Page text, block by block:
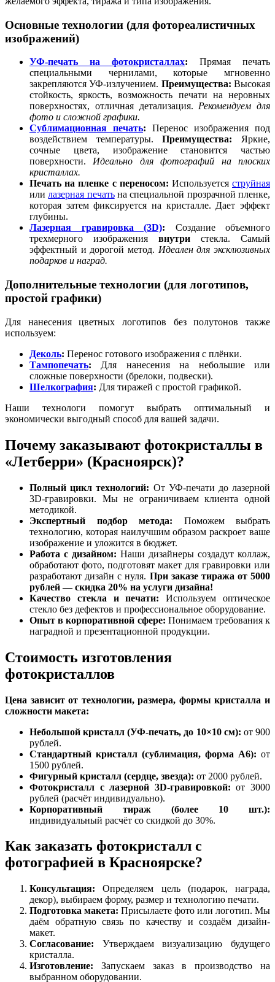
Основные технологии (для фотореалистичных
изображений)
УФ-печать на фотокристаллах: Прямая печать
специальными чернилами, которые мгновенно
закрепляются УФ-излучением. Преимущества: Высокая
стойкость, яркость, возможность печати на неровных
поверхностях, отличная детализация.Рекомендуем для
фото и сложной графики.
Сублимационная печать: Перенос изображения под
воздействием температуры.Преимущества: Яркие,
сочные цвета, изображение становится частью
поверхности.Идеально для фотографий на плоских
кристаллах.
Печать на пленке с переносом: Используетсяструйная
илилазерная печатьна специальной прозрачной пленке,
которая затем фиксируется на кристалле. Дает эффект
глубины.
Лазерная гравировка (3D): Создание объемного
трехмерного изображения внутри стекла. Самый
эффектный и дорогой метод. Идеален для эксклюзивных
подарков и наград.
Дополнительные технологии (для логотипов,
простой графики)
Для нанесения цветных логотипов без полутонов также
используем:
Деколь: Перенос готового изображения с плёнки.
Тампопечать: Для нанесения на небольшие или
сложные поверхности (брелоки, подвески).
Шелкография: Для тиражей с простой графикой.
Наши технологи помогут выбрать оптимальный и
экономически выгодный способ для вашей задачи.
Почему заказывают фотокристаллы в
«Летберри» (Красноярск)?
Полный цикл технологий: От УФ-печати до лазерной
3D-гравировки. Мы не ограничиваем клиента одной
методикой.
Экспертный подбор метода: Поможем выбрать
технологию, которая наилучшим образом раскроет ваше
изображение и уложится в бюджет.
Работа с дизайном: Наши дизайнеры создадут коллаж,
обработают фото, подготовят макет для гравировки или
разработают дизайн с нуля. При заказе тиража от 5000
рублей — скидка 20% на услуги дизайна!
Качество стекла и печати: Используем оптическое
стекло без дефектов и профессиональное оборудование.
Опыт в корпоративной сфере: Понимаем требования к
наградной и презентационной продукции.
Стоимость изготовления
фотокристаллов
Цена зависит от технологии, размера, формы кристалла и
сложности макета:
Небольшой кристалл (УФ-печать, до 10×10 см): от 900
рублей.
Стандартный кристалл (сублимация, форма А6): от
1500 рублей.
Фигурный кристалл (сердце, звезда): от 2000 рублей.
Фотокристалл с лазерной 3D-гравировкой: от 3000
рублей (расчёт индивидуально).
Корпоративный тираж (более 10 шт.):
индивидуальный расчёт со скидкой до 30%.
Как заказать фотокристалл с
фотографией в Красноярске?
Консультация: Определяем цель (подарок, награда,
декор), выбираем форму, размер и технологию печати.
Подготовка макета: Присылаете фото или логотип. Мы
даём обратную связь по качеству и создаём дизайн-
макет.
Согласование: Утверждаем визуализацию будущего
кристалла.
Изготовление: Запускаем заказ в производство на
выбранном оборудовании.